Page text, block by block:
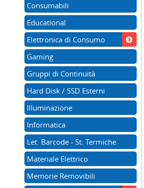
Consumabili
Educational
Elettronica di Consumo
Gaming
Gruppi di Continuità
Hard Disk / SSD Esterni
Illuminazione
Informatica
Let. Barcode - St. Termiche
Materiale Elettrico
Memorie Removibili